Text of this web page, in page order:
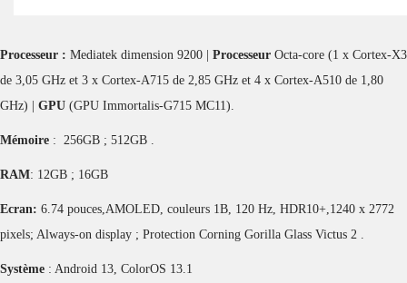
Processeur : Mediatek dimension 9200 | Processeur Octa-core (1 x Cortex-X3
de 3,05 GHz et 3 x Cortex-A715 de 2,85 GHz et 4 x Cortex-A510 de 1,80
GHz) | GPU (GPU Immortalis-G715 MC11).
Mémoire : 256GB ; 512GB .
RAM: 12GB ; 16GB
Ecran: 6.74 pouces,AMOLED, couleurs 1B, 120 Hz, HDR10+,1240 x 2772
pixels; Always-on display ; Protection Corning Gorilla Glass Victus 2 .
Système : Android 13, ColorOS 13.1